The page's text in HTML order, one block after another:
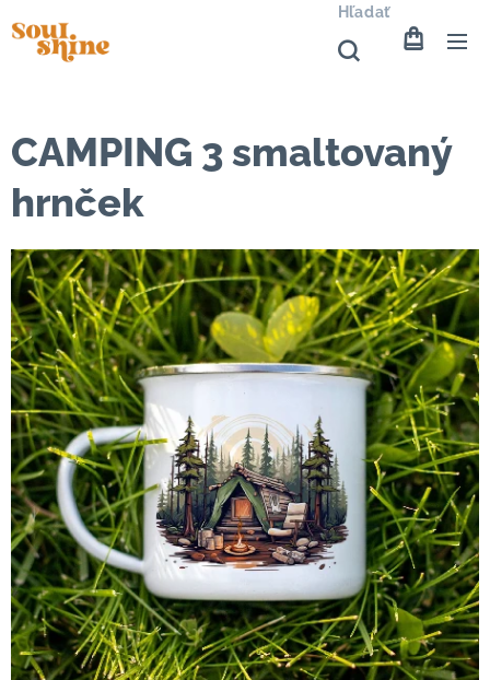
Hľadať
CAMPING 3 smaltovaný
hrnček